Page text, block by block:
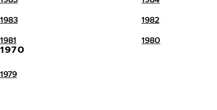
1983 1982
1981 1980
1970
1979